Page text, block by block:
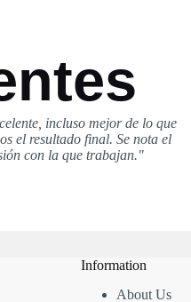
incluso mejor de lo que
el resultado final. Se nota el
con la que trabajan."
Information
About Us